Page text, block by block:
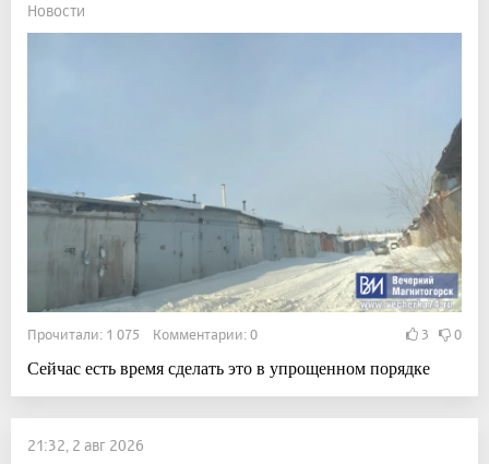
Новости
Прочитали: 1 075 Комментарии: 0 3 0
Сейчас есть время сделать это в упрощенном порядке
21:32, 2 авг 2026